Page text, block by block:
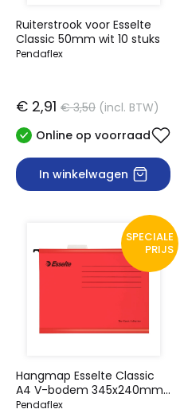
Ruiterstrook voor Esselte
Classic 50mm wit 10 stuks
Pendaflex
€ 2,91 € 3,50 (incl. BTW)
Online op voorraad
In winkelwagen
SPECIALE
PRIJS
Hangmap Esselte Classic
A4 V-bodem 345x240mm
rood
Pendaflex